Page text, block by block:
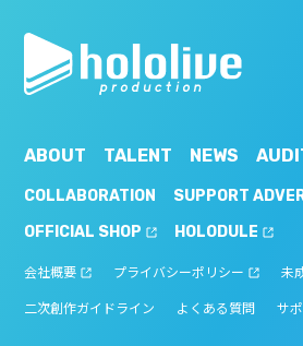
ABOUT TALENT NEWS
COLLABORATION
SUPPORT
OFFICIAL SHOP
HOLODULE
会社概要 プライバシーポリシー 未
二次創作ガイドライン よくある質問 サ